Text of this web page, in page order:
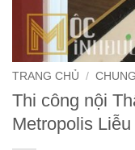
TRANG CHỦ /
Thi công nội
Metropolis Liễu